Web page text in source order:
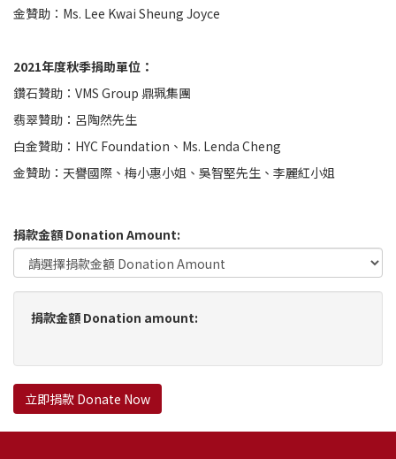
金贊助：Ms. Lee Kwai Sheung Joyce
2021年度秋季捐助單位：
鑽石贊助：VMS Group 鼎珮集團
翡翠贊助：呂陶然先生
白金贊助：HYC Foundation、Ms. Lenda Cheng
金贊助：天譽國際、梅小惠小姐、吳智堅先生、李麗紅小姐
捐款金額 Donation Amount:
捐款金額 Donation amount:
立即捐款 Donate Now